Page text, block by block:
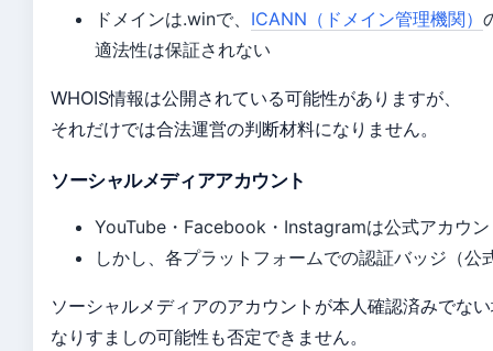
ドメインは.winで、 ICANN（ドメイン管理機関）
適法性は保証されない
WHOIS情報は公開されている可能性がありますが、
それだけでは合法運営の判断材料になりません。
ソーシャルメディアアカウント
YouTube・Facebook・Instagramは公式アカウ
しかし、各プラットフォームでの認証バッジ（公
ソーシャルメディアのアカウントが本人確認済みでな
なりすましの可能性も否定できません。